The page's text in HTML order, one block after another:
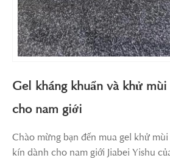
Gel kháng khuẩn và khử
cho nam giới
Chào mừng bạn đến mua gel khử
kín dành cho nam giới Jiabei Yishu